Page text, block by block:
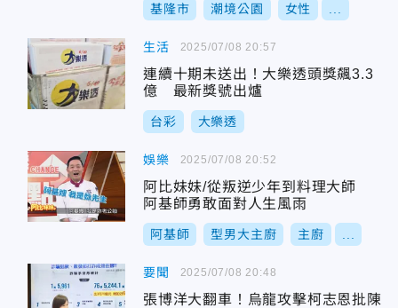
基隆市 潮境公園 女性
生活
連續十期未送出！大樂透頭獎飆3.3
億 最新獎號出爐
台彩 大樂透
2025/07/08 20:57
娛樂
阿比妹妹/從叛逆少年到料理大師
阿基師勇敢面對人生風雨
阿基師 型男大主廚 主廚
2025/07/08 20:52
要聞
張博洋大翻車！烏龍攻擊柯志恩批陳
2025/07/08 20:48